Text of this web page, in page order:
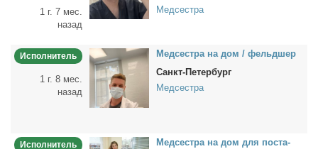
1 г. 7 мес.
назад
Медсестра
Исполнитель
1 г. 8 мес.
назад
Мед­сест­ра на дом / фельд­шер
Санкт-Петербург
Медсестра
Исполнитель
Мед­сест­ра на дом для по­ста­